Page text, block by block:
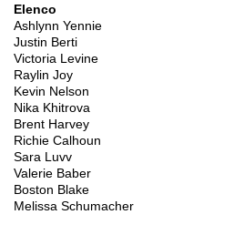
Elenco
Ashlynn Yennie
Justin Berti
Victoria Levine
Raylin Joy
Kevin Nelson
Nika Khitrova
Brent Harvey
Richie Calhoun
Sara Luvv
Valerie Baber
Boston Blake
Melissa Schumacher